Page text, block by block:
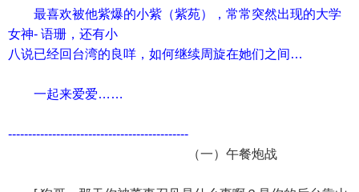
最喜欢被他紫爆的小紫（紫苑），常常突然出现的大学
女神- 语珊，还有小
八说已经回台湾的良咩，如何继续周旋在她们之间…
一起来爱爱……
---------------------------------------------
（一）午餐炮战